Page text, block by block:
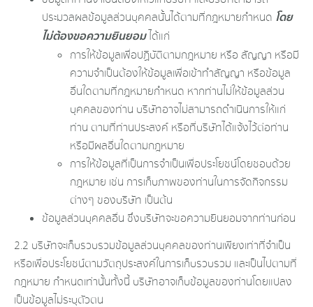
ประมวลผลข้อมูลส่วนบุคคลนั้นได้ตามที่กฎหมายกำหนด โดย
ไม่ต้องขอความยินยอมได้แก่
การให้ข้อมูลเพื่อปฏิบัติตามกฎหมาย หรือ สัญญา หรือมี
ความจำเป็นต้องให้ข้อมูลเพื่อเข้าทำสัญญา หรือข้อมูล
อื่นใดตามที่กฎหมายกำหนด หากท่านไม่ให้ข้อมูลส่วน
บุคคลของท่าน บริษัทอาจไม่สามารถดำเนินการให้แก่
ท่าน ตามที่ท่านประสงค์ หรือที่บริษัทได้แจ้งไว้ต่อท่าน
หรือมีผลอื่นใดตามกฎหมาย
การให้ข้อมูลที่เป็นการจำเป็นเพื่อประโยชน์โดยชอบด้วย
กฎหมาย เช่น การเก็บภาพของท่านในการจัดกิจกรรม
ต่างๆ ของบริษัท เป็นต้น
ข้อมูลส่วนบุคคลอื่น ซึ่งบริษัทจะขอความยินยอมจากท่านก่อน
2.2 บริษัทจะเก็บรวบรวมข้อมูลส่วนบุคคลของท่านเพียงเท่าที่จำเป็น
หรือเพื่อประโยชน์ตามวัตถุประสงค์ในการเก็บรวบรวม และเป็นไปตามที่
กฎหมาย กำหนดเท่านั้นทั้งนี้ บริษัทอาจเก็บข้อมูลของท่านโดยแปลง
เป็นข้อมูลไม่ระบุตัวตน